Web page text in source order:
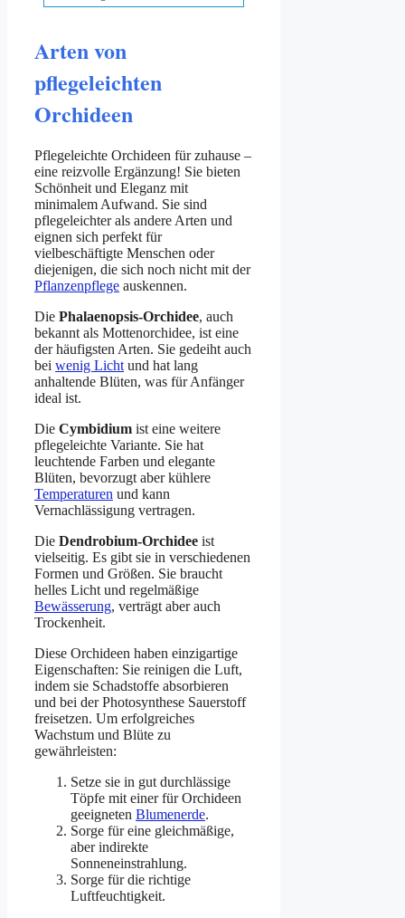
Arten von
pflegeleichten
Orchideen
Pflegeleichte Orchideen für zuhause –
eine reizvolle Ergänzung! Sie bieten
Schönheit und Eleganz mit
minimalem Aufwand. Sie sind
pflegeleichter als andere Arten und
eignen sich perfekt für
vielbeschäftigte Menschen oder
diejenigen, die sich noch nicht mit der
Pflanzenpflege auskennen.
Die Phalaenopsis-Orchidee, auch
bekannt als Mottenorchidee, ist eine
der häufigsten Arten. Sie gedeiht auch
bei wenig Licht und hat lang
anhaltende Blüten, was für Anfänger
ideal ist.
Die Cymbidium ist eine weitere
pflegeleichte Variante. Sie hat
leuchtende Farben und elegante
Blüten, bevorzugt aber kühlere
Temperaturen und kann
Vernachlässigung vertragen.
Die Dendrobium-Orchidee ist
vielseitig. Es gibt sie in verschiedenen
Formen und Größen. Sie braucht
helles Licht und regelmäßige
Bewässerung, verträgt aber auch
Trockenheit.
Diese Orchideen haben einzigartige
Eigenschaften: Sie reinigen die Luft,
indem sie Schadstoffe absorbieren
und bei der Photosynthese Sauerstoff
freisetzen. Um erfolgreiches
Wachstum und Blüte zu
gewährleisten:
Setze sie in gut durchlässige
Töpfe mit einer für Orchideen
geeigneten Blumenerde.
Sorge für eine gleichmäßige,
aber indirekte
Sonneneinstrahlung.
Sorge für die richtige
Luftfeuchtigkeit.